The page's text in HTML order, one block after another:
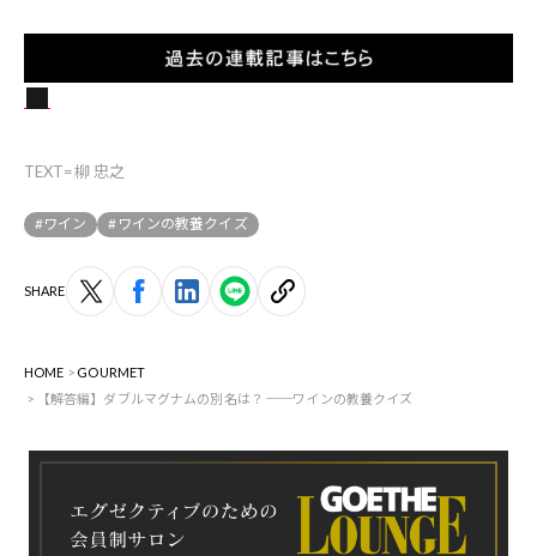
TEXT=柳 忠之
#ワイン #ワインの教養クイズ
SHARE
HOME
GOURMET
【解答編】ダブルマグナムの別名は？ ──ワインの教養クイズ